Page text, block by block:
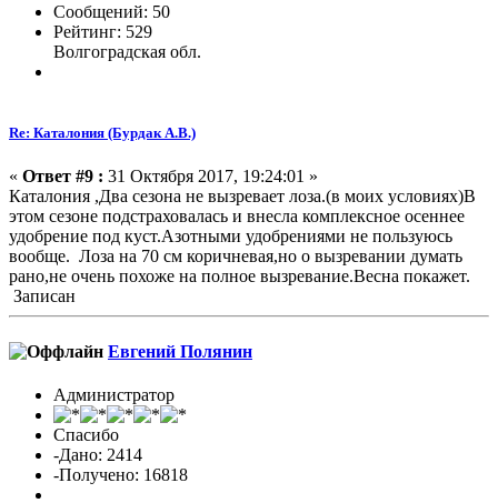
Сообщений: 50
Рейтинг: 529
Волгоградская обл.
Re: Каталония (Бурдак А.В.)
« Ответ #9 : 31 Октября 2017, 19:24:01 »
Каталония ,Два сезона не вызревает лоза.(в моих условиях)В
этом сезоне подстраховалась и внесла комплексное осеннее
удобрение под куст.Азотными удобрениями не пользуюсь
вообще. Лоза на 70 см коричневая,но о вызревании думать
рано,не очень похоже на полное вызревание.Весна покажет.
Записан
Евгений Полянин
Администратор
Спасибо
-Дано: 2414
-Получено: 16818